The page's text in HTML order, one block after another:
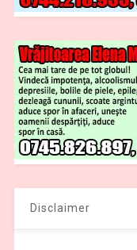
Disclaimer